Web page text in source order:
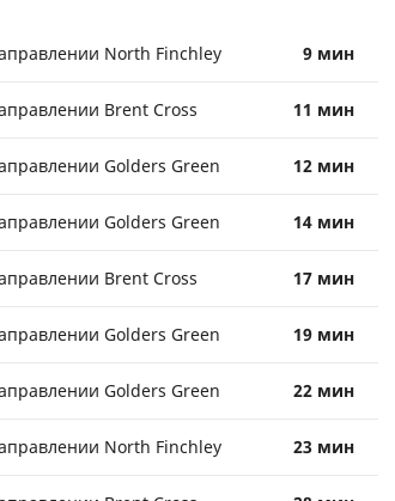
North Finchley 9 мин
Brent Cross 11 мин
Golders Green 12 мин
Golders Green 14 мин
Brent Cross 17 мин
Golders Green 19 мин
Golders Green 22 мин
North Finchley 23 мин